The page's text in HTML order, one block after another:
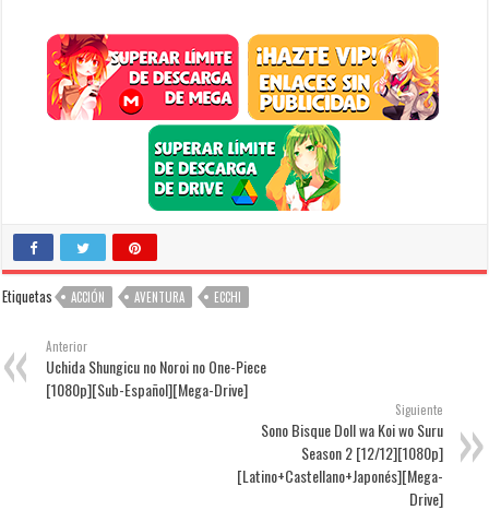
Etiquetas ACCIÓN AVENTURA ECCHI
Anterior
Uchida Shungicu no Noroi no One-Piece
[1080p][Sub-Español][Mega-Drive]
Siguiente
Sono Bisque Doll wa Koi wo Suru
Season 2 [12/12][1080p]
[Latino+Castellano+Japonés][Mega-
Drive]